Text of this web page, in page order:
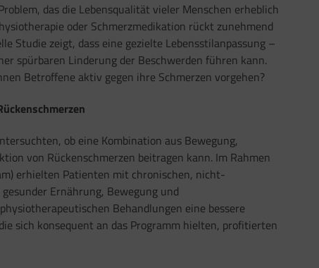
das die Lebensqualität vieler Menschen erheblich
oder Schmerzmedikation rückt zunehmend
Studie zeigt, dass eine gezielte Lebensstilanpassung –
spürbaren Linderung der Beschwerden führen kann.
Betroffene aktiv gegen ihre Schmerzen vorgehen?
ob eine Kombination aus Bewegung,
von Rückenschmerzen beitragen kann. Im Rahmen
erhielten Patienten mit chronischen, nicht-
Ernährung, Bewegung und
Behandlungen eine bessere
sich konsequent an das Programm hielten, profitierten